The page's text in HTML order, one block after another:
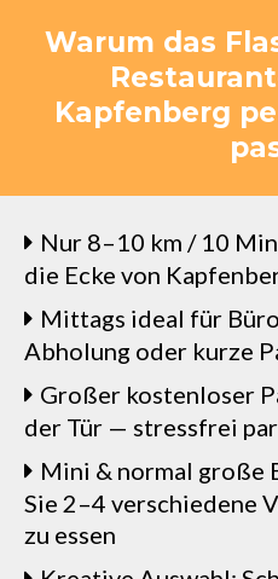
Warum das
Kapfenberg
Nur 8–10 km / 10
die Ecke von
Mittags ideal für
Abholung oder kurze
Großer kostenloser
der Tür — stressfrei
Mini & normal große
Sie 2–4 verschiedene
zu essen